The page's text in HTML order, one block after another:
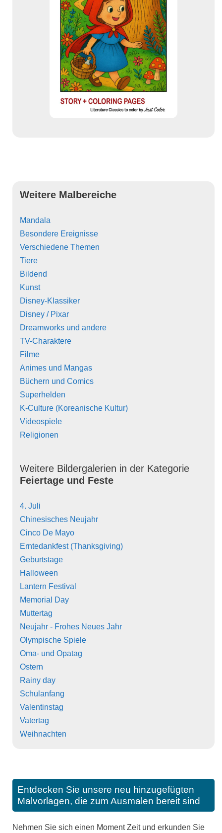
Weitere Malbereiche
Mandala
Besondere Ereignisse
Verschiedene Themen
Tiere
Bildend
Kunst
Disney-Klassiker
Disney / Pixar
Dreamworks und andere
TV-Charaktere
Filme
Animes und Mangas
Büchern und Comics
Superhelden
K-Culture (Koreanische Kultur)
Videospiele
Religionen
Weitere Bildergalerien in der Kategorie
Feiertage und Feste
4. Juli
Chinesisches Neujahr
Cinco De Mayo
Erntedankfest (Thanksgiving)
Geburtstage
Halloween
Lantern Festival
Memorial Day
Muttertag
Neujahr - Frohes Neues Jahr
Olympische Spiele
Oma- und Opatag
Ostern
Rainy day
Schulanfang
Valentinstag
Vatertag
Weihnachten
Entdecken Sie unsere neu hinzugefügten
Malvorlagen, die zum Ausmalen bereit sind
Nehmen Sie sich einen Moment Zeit und erkunden Sie